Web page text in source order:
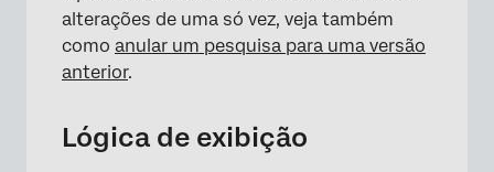
alterações de uma só vez, veja também
como anular um pesquisa para uma versão
anterior.
Lógica de exibição